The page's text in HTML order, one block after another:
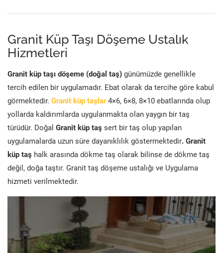
Granit Küp Taşı Döşeme Ustalık
Hizmetleri
Granit küp taşı döşeme (doğal taş) günümüzde genellikle
tercih edilen bir uygulamadır. Ebat olarak da tercihe göre kabul
görmektedir. Granit küp taşlar 4×6, 6×8, 8×10 ebatlarında olup
yollarda kaldırımlarda uygulanmakta olan yaygın bir taş
türüdür. Doğal Granit küp taş sert bir taş olup yapılan
uygulamalarda uzun süre dayanıklılık göstermektedir. Granit
küp taş halk arasında dökme taş olarak bilinse de dökme taş
değil, doğa taştır. Granit taş döşeme ustalığı ve Uygulama
hizmeti verilmektedir.